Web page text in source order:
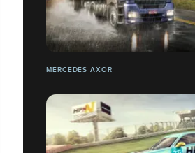
MERCEDES AXOR